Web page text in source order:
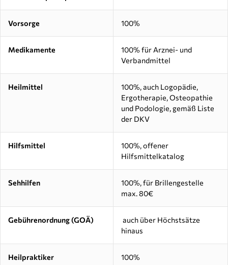
Vorsorge 100%
Medikamente
100% für Arznei- und
Verbandmittel
Heilmittel
100%, auch Logopädie,
Ergotherapie, Osteopathie
und Podologie, gemäß Liste
der DKV
Hilfsmittel
100%, offener
Hilfsmittelkatalog
Sehhilfen
100%, für Brillengestelle
max. 80€
Gebührenordnung (GOÄ)
auch über Höchstsätze
hinaus
Heilpraktiker 100%